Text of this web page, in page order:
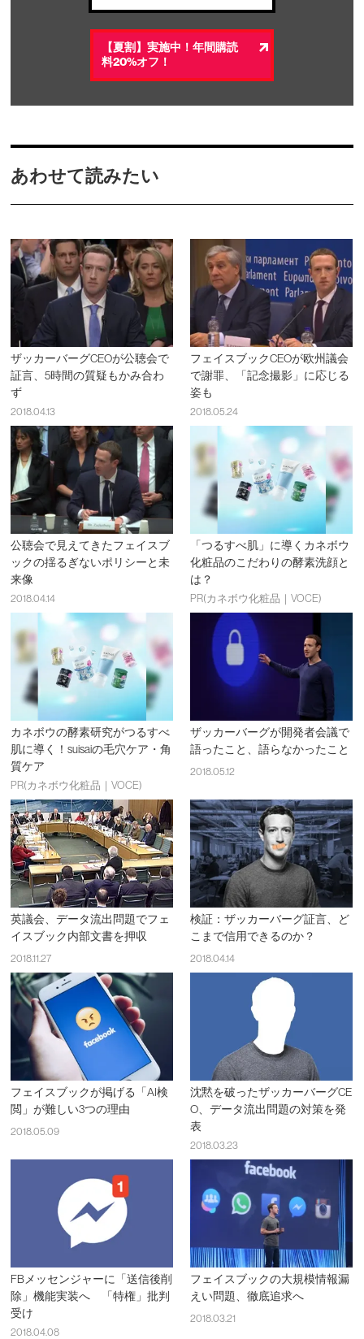
【夏割】実施中！年間購読
料20%オフ！
あわせて読みたい
ザッカーバーグCEOが公聴会で
証言、5時間の質疑もかみ合わ
ず
2018.04.13
フェイスブックCEOが欧州議会
で謝罪、「記念撮影」に応じる
姿も
2018.05.24
公聴会で見えてきたフェイスブ
ックの揺るぎないポリシーと未
来像
2018.04.14
「つるすべ肌」に導くカネボウ
化粧品のこだわりの酵素洗顔と
は？
PR(カネボウ化粧品｜VOCE)
カネボウの酵素研究がつるすべ
肌に導く！suisaiの毛穴ケア・角
質ケア
PR(カネボウ化粧品｜VOCE)
ザッカーバーグが開発者会議で
語ったこと、語らなかったこと
2018.05.12
英議会、データ流出問題でフェ
イスブック内部文書を押収
2018.11.27
検証：ザッカーバーグ証言、ど
こまで信用できるのか？
2018.04.14
フェイスブックが掲げる「AI検
閲」が難しい3つの理由
2018.05.09
沈黙を破ったザッカーバーグCE
O、データ流出問題の対策を発
表
2018.03.23
FBメッセンジャーに「送信後削
除」機能実装へ 「特権」批判
受け
2018.04.08
フェイスブックの大規模情報漏
えい問題、徹底追求へ
2018.03.21